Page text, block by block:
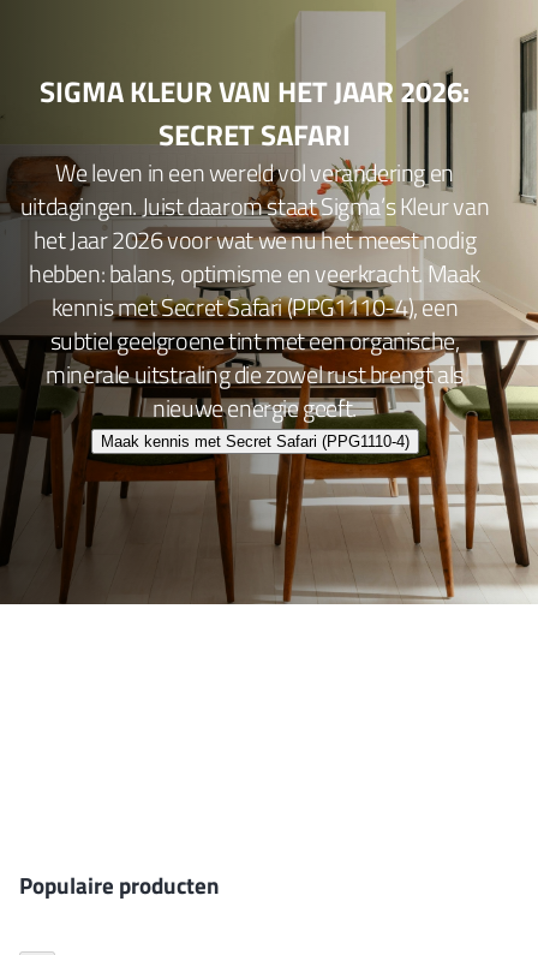
SIGMA KLEUR VAN HET JAAR 2026:
SECRET SAFARI
We leven in een wereld vol verandering en
uitdagingen. Juist daarom staat Sigma’s Kleur van
het Jaar 2026 voor wat we nu het meest nodig
hebben: balans, optimisme en veerkracht. Maak
kennis met Secret Safari (PPG1110-4), een
subtiel geelgroene tint met een organische,
minerale uitstraling die zowel rust brengt als
nieuwe energie geeft.
Maak kennis met Secret Safari (PPG1110-4)
Populaire producten